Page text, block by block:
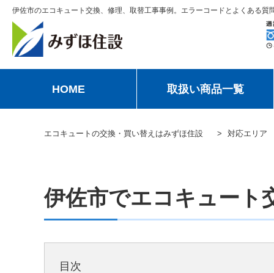
伊佐市のエコキュート交換、修理、取替工事事例。エラーコードとよくある質
HOME 取扱い商品一覧
エコキュートの交換・買い替えはみずほ住設 対応エリア
伊佐市でエコキュート
目次